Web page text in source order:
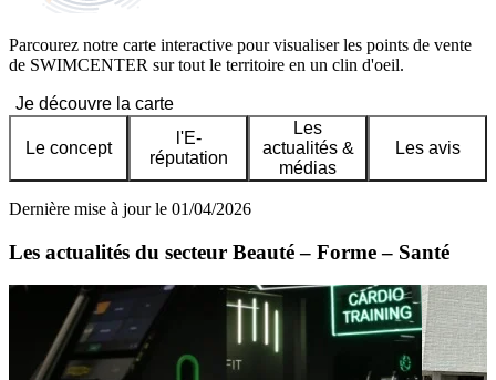
Parcourez notre carte interactive pour visualiser les points de vente
de SWIMCENTER sur tout le territoire en un clin d'oeil.
Je découvre la carte
Le concept
l'E-
réputation
Les
actualités &
médias
Les avis
Dernière mise à jour le 01/04/2026
Les actualités du secteur Beauté – Forme – Santé